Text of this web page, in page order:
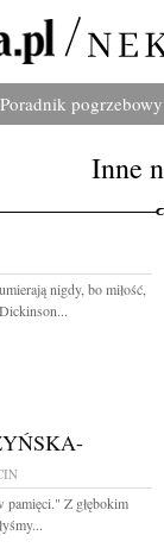
Poradnik pogrzebowy
Inne
nigdy, bo miłość,
pamięci." Z głębokim